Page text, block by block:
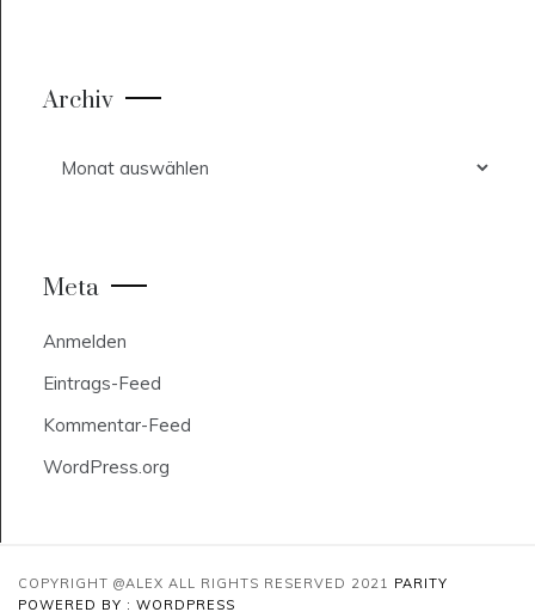
Archiv
Meta
Anmelden
Eintrags-Feed
Kommentar-Feed
WordPress.org
COPYRIGHT @ALEX ALL RIGHTS RESERVED 2021 PARITY
POWERED BY : WORDPRESS